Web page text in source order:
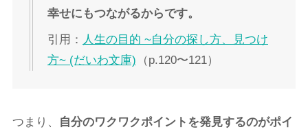
幸せにもつながるからです。
引用： 人生の目的 ~自分の探し方、見つけ
方~ (だいわ文庫)
（p.120〜121）
つまり、
自分のワクワクポイントを発見するのがポイ